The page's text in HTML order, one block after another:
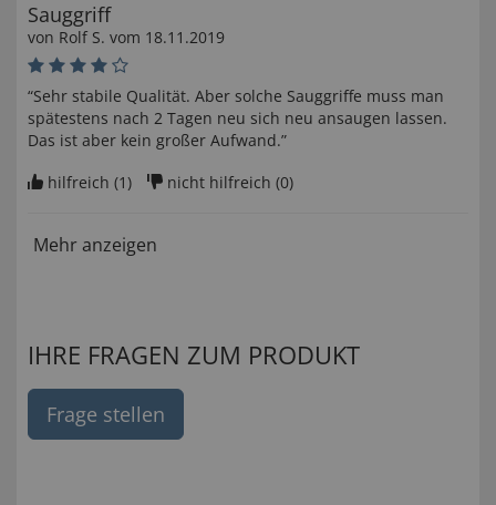
Sauggriff
von Rolf S. vom 18.11.2019
“Sehr stabile Qualität. Aber solche Sauggriffe muss man
spätestens nach 2 Tagen neu sich neu ansaugen lassen.
Das ist aber kein großer Aufwand.”
hilfreich (1) nicht hilfreich (0)
Mehr anzeigen
IHRE FRAGEN ZUM PRODUKT
Frage stellen